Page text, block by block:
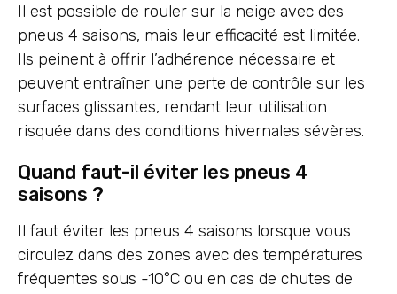
Il est possible de rouler sur la neige avec des
pneus 4 saisons, mais leur efficacité est limitée.
Ils peinent à offrir l’adhérence nécessaire et
peuvent entraîner une perte de contrôle sur les
surfaces glissantes, rendant leur utilisation
risquée dans des conditions hivernales sévères.
Quand faut-il éviter les pneus 4
saisons ?
Il faut éviter les pneus 4 saisons lorsque vous
circulez dans des zones avec des températures
fréquentes sous -10°C ou en cas de chutes de